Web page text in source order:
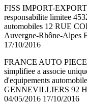
FISS IMPORT-
responsabilite limitee
automobiles 12 RUE
Auvergne-Rhône-Alpes
17/10/2016
FRANCE AUTO
simplifiee a associe
d'equipements
GENNEVILLIERS 92
04/05/2016 17/10/2016